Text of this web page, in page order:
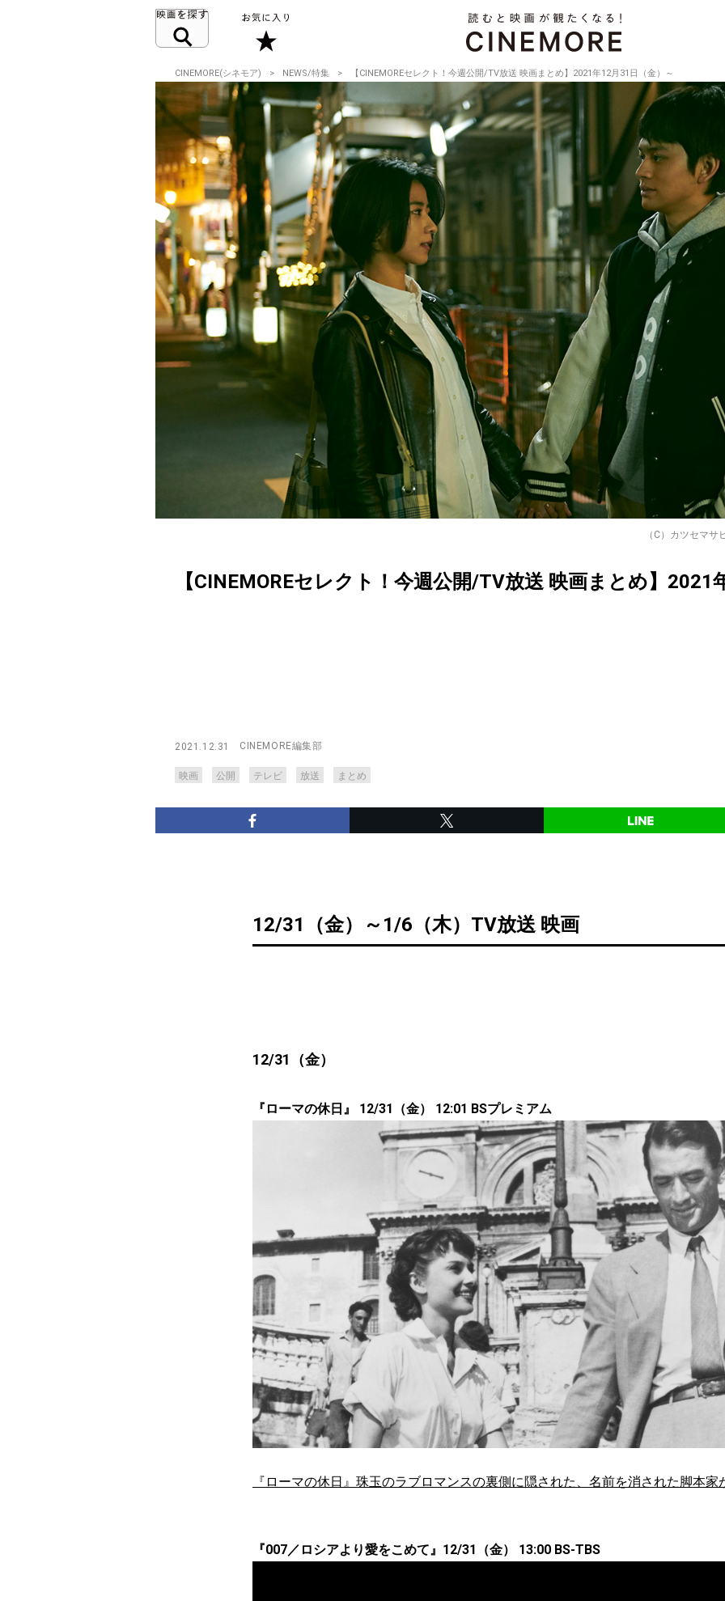
CINEMORE(シネモア) NEWS/特集 【CINEMOREセレクト！今週公開/TV放送 映画まとめ】2021年12月31日（金）～
（C）カツセマ
【CINEMOREセレクト！今週公開/TV放送 映画まとめ】2021
2021.12.31 CINEMORE編集部
映画 公開 テレビ 放送 まとめ
12/31（金）～1/6（木）TV放送 映画
12/31（金）
『ローマの休日』 12/31（金） 12:01 BSプレミアム
『ローマの休日』珠玉のラブロマンスの裏側に隠された、名前を消された脚本家
『007／ロシアより愛をこめて』12/31（金） 13:00 BS-TBS